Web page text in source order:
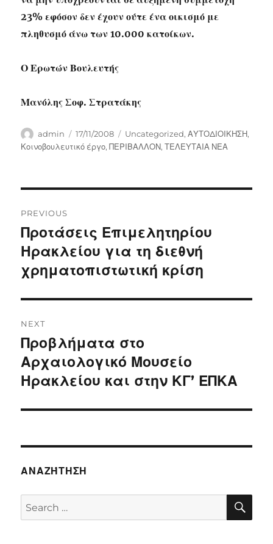
23% εφόσον δεν έχουν ούτε ένα οικισμό με
πληθυσμό άνω των 10.000 κατοίκων.
Ο Ερωτών Βουλευτής
Μανόλης Σοφ. Στρατάκης
Author
admin
Posted
on
17/11/2008 Categories
Uncategorized,ΑΥΤΟΔΙΟΙΚΗΣΗ,
Κοινοβουλευτικό έργο,ΠΕΡΙΒΑΛΛΟΝ,ΤΕΛΕΥΤΑΙΑ ΝΕΑ
navigation
PREVIOUS
Previous
post:
Προτάσεις Επιμελητηρίου
Ηρακλείου για τη διεθνή
χρηματοπιστωτική κρίση
NEXT
Next
post:
Προβλήματα στο
Αρχαιολογικό Μουσείο
Ηρακλείου και στην ΚΓ’ ΕΠΚΑ
ΑΝΑΖΉΤΗΣΗ
Search
for: